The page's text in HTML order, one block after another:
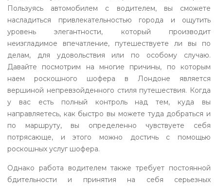
Пользуясь автомобилем с водителем, вы сможете
насладиться привлекательностью города и ощутить
уровень элегантности, который производит
неизгладимое впечатление, путешествуете ли вы по
делам, для удовольствия или по особому случаю.
Давайте посмотрим на многие причины, по которым
наем роскошного шофера в Лондоне является
вершиной непревзойденного стиля путешествия. Когда
у вас есть полный контроль над тем, куда вы
направляетесь, как быстро вы можете туда добраться и
по маршруту, вы определенно чувствуете себя
потрясающе, и этого можно достичь с помощью
роскошных услуг шофера.
Однако работа водителем также требует постоянной
бдительности и принятия на себя серьезных